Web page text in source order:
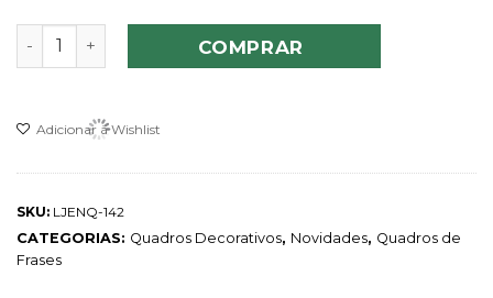
Quadro Hygge quantidade
COMPRAR
Adicionar à Wishlist
SKU: LJENQ-142
CATEGORIAS: Quadros Decorativos, Novidades, Quadros de
Frases